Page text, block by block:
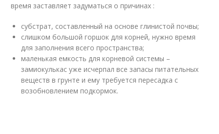
время заставляет задуматься о причинах :
субстрат, составленный на основе глинистой почвы;
слишком большой горшок для корней, нужно время
для заполнения всего пространства;
маленькая емкость для корневой системы –
замиокулькас уже исчерпал все запасы питательных
веществ в грунте и ему требуется пересадка с
возобновлением подкормок.